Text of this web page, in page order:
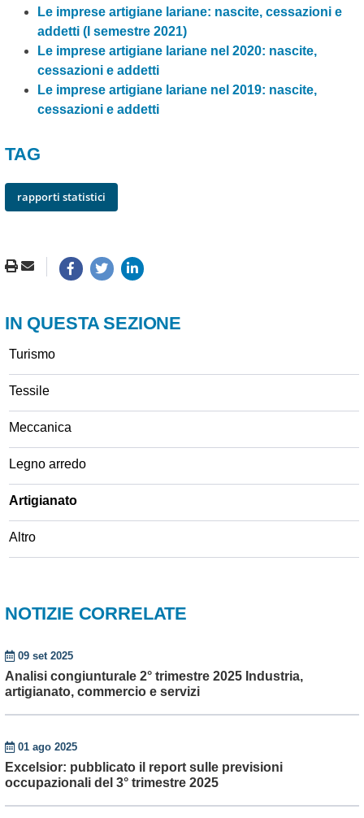
Le imprese artigiane lariane: nascite, cessazioni e
addetti (I semestre 2021)
Le imprese artigiane lariane nel 2020: nascite,
cessazioni e addetti
Le imprese artigiane lariane nel 2019: nascite,
cessazioni e addetti
TAG
rapporti statistici
IN QUESTA SEZIONE
Turismo
Tessile
Meccanica
Legno arredo
Artigianato
Altro
NOTIZIE CORRELATE
09 set 2025
Analisi congiunturale 2° trimestre 2025 Industria,
artigianato, commercio e servizi
01 ago 2025
Excelsior: pubblicato il report sulle previsioni
occupazionali del 3° trimestre 2025